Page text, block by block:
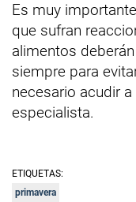
Es muy
que sufran
alimentos
siempre para
necesario acudir
especialista.
ETIQUETAS:
primavera